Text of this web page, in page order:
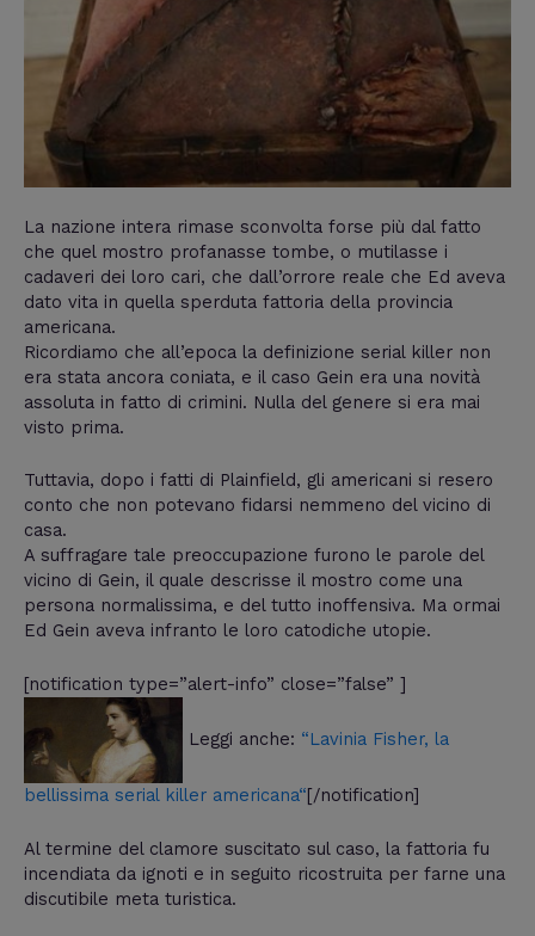
La nazione intera rimase sconvolta forse più dal fatto
che quel mostro profanasse tombe, o mutilasse i
cadaveri dei loro cari, che dall’orrore reale che Ed aveva
dato vita in quella sperduta fattoria della provincia
americana.
Ricordiamo che all’epoca la definizione serial killer non
era stata ancora coniata, e il caso Gein era una novità
assoluta in fatto di crimini. Nulla del genere si era mai
visto prima.
Tuttavia, dopo i fatti di Plainfield, gli americani si resero
conto che non potevano fidarsi nemmeno del vicino di
casa.
A suffragare tale preoccupazione furono le parole del
vicino di Gein, il quale descrisse il mostro come una
persona normalissima, e del tutto inoffensiva. Ma ormai
Ed Gein aveva infranto le loro catodiche utopie.
[notification type=”alert-info” close=”false” ]
Leggi anche: “Lavinia Fisher, la
bellissima serial killer americana“[/notification]
Al termine del clamore suscitato sul caso, la fattoria fu
incendiata da ignoti e in seguito ricostruita per farne una
discutibile meta turistica.